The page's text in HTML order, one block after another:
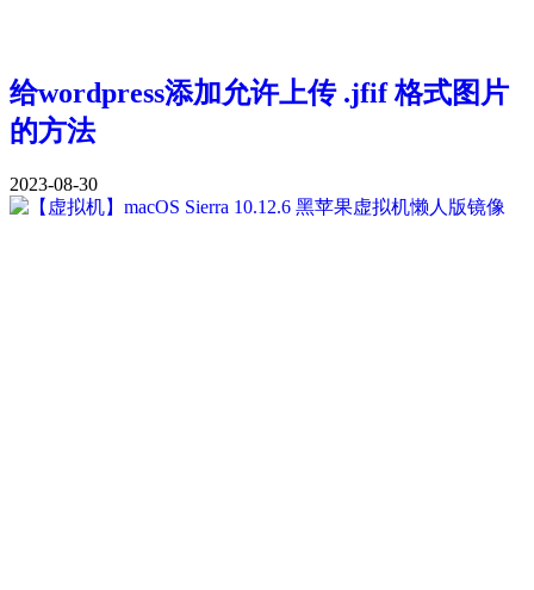
给wordpress添加允许上传 .jfif 格式图片
的方法
2023-08-30